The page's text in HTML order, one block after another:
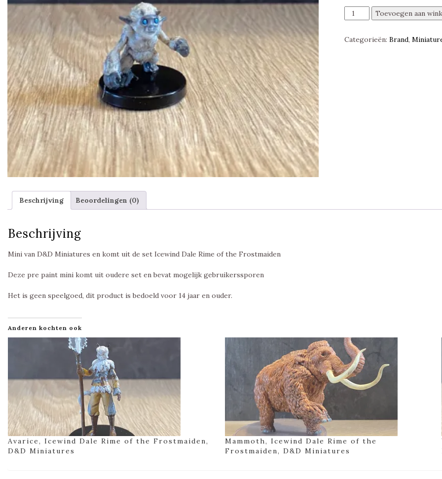
Yeti
Tyke,
Dale
Toevoegen aan
Categorieën:Brand,
Beschrijving Beoordelingen (0)
Beschrijving
Mini van D&D Miniatures en komt uit de set Icewind Dale Rime of the Frostmaiden
Deze pre paint mini komt uit oudere set en bevat mogelijk gebruikerssporen
Het is geen speelgoed, dit product is bedoeld voor 14 jaar en ouder.
Anderen kochten ook
Avarice, Icewind Dale Rime of the Frostmaiden,
D&D Miniatures
Mammoth, Icewind Dale Rime of the
Frostmaiden, D&D Miniatures